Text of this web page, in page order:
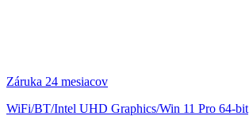
Záruka 24 mesiacov
WiFi/BT/Intel UHD Graphics/Win 11 Pro 64-bit